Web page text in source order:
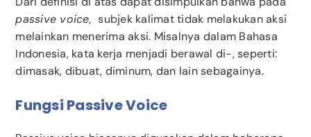
passive voice, subjek kalimat tidak melakukan aksi
melainkan menerima aksi. Misalnya dalam Bahasa
Indonesia, kata kerja menjadi berawal di-, seperti:
dimasak, dibuat, diminum, dan lain sebagainya.
Fungsi Passive Voice